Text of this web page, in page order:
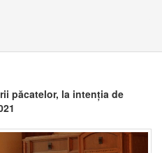
păcatelor, la intenția de